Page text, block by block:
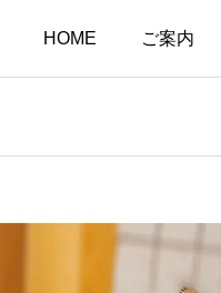
HOME ご案内